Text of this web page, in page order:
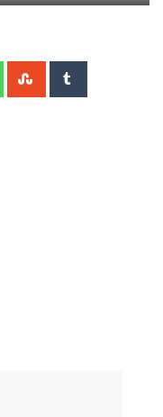
WhatsappStumbleUpon